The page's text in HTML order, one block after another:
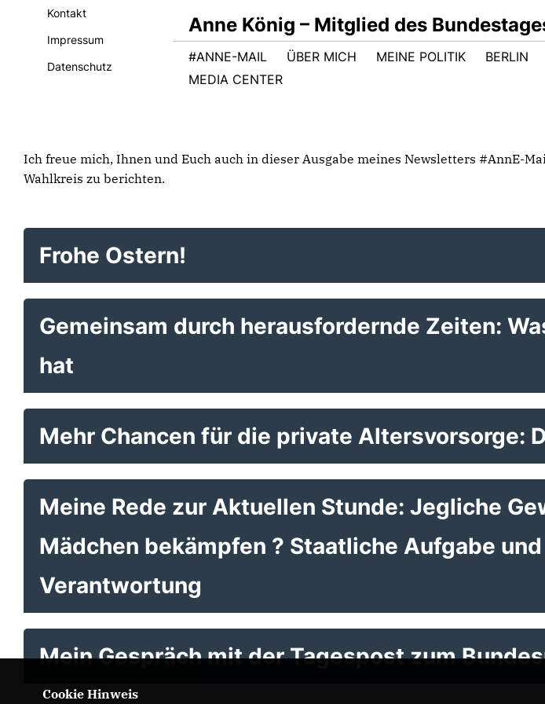
Kontakt
Impressum
Datenschutz
Anne König – Mitglied des
#ANNE-MAIL ÜBER MICH MEINE POLITIK BERLIN
MEDIA CENTER
Ich freue mich, Ihnen und Euch auch in dieser Ausgabe meines Newsletters #AnnE-
Wahlkreis zu berichten.
Frohe Ostern!
Gemeinsam durch herausfordernde Zeiten:
hat
Mehr Chancen für die private Altersvorsorge:
Meine Rede zur Aktuellen Stunde: Jegliche
Mädchen bekämpfen ? Staatliche Aufgabe
Verantwortung
Mein Gespräch mit der Tagespost zum
Cookie Hinweis